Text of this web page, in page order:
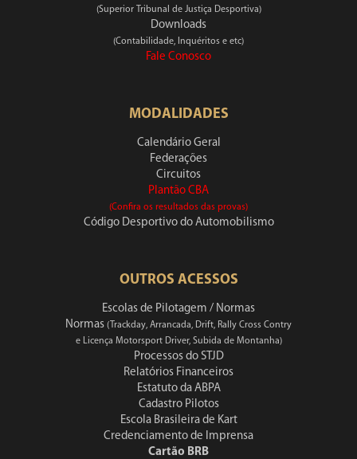
(Superior Tribunal de Justiça Desportiva)
Downloads
(Contabilidade, Inquéritos e etc)
Fale Conosco
MODALIDADES
Calendário Geral
Federações
Circuitos
Plantão CBA
(Confira os resultados das provas)
Código Desportivo do Automobilismo
OUTROS ACESSOS
Escolas de Pilotagem / Normas
Normas (Trackday, Arrancada, Drift, Rally Cross Contry
e Licença Motorsport Driver, Subida de Montanha)
Processos do STJD
Relatórios Financeiros
Estatuto da ABPA
Cadastro Pilotos
Escola Brasileira de Kart
Credenciamento de Imprensa
Cartão BRB